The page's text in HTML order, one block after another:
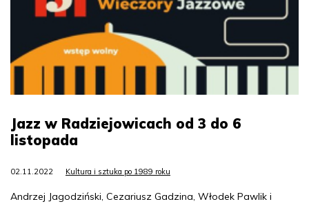
Jazz w Radziejowicach od 3 do 6
listopada
02.11.2022 Kultura i sztuka po 1989 roku
Andrzej Jagodziński, Cezariusz Gadzina, Włodek Pawlik i